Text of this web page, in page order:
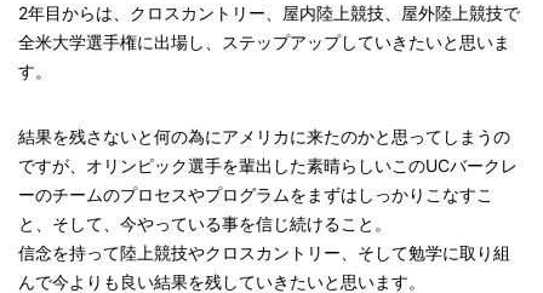
2年目からは、クロスカントリー、屋内陸上競技、屋外陸上競技で
全米大学選手権に出場し、ステップアップしていきたいと思いま
す。
結果を残さないと何の為にアメリカに来たのかと思ってしまうの
ですが、オリンピック選手を輩出した素晴らしいこのUCバークレ
ーのチームのプロセスやプログラムをまずはしっかりこなすこ
と、そして、今やっている事を信じ続けること。
信念を持って陸上競技やクロスカントリー、そして勉学に取り組
んで今よりも良い結果を残していきたいと思います。